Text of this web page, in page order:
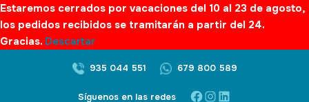
Estaremos cerrados por vacaciones del 10 al 23 de agosto,
los pedidos recibidos se tramitarán a partir del 24.
Gracias. Descartar
935 044 551 679 800 589
Síguenos en las redes